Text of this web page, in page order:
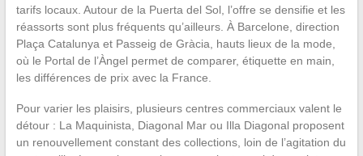
tarifs locaux. Autour de la Puerta del Sol, l’offre se densifie et les
réassorts sont plus fréquents qu’ailleurs. À Barcelone, direction
Plaça Catalunya et Passeig de Gràcia, hauts lieux de la mode,
où le Portal de l’Àngel permet de comparer, étiquette en main,
les différences de prix avec la France.
Pour varier les plaisirs, plusieurs centres commerciaux valent le
détour : La Maquinista, Diagonal Mar ou Illa Diagonal proposent
un renouvellement constant des collections, loin de l’agitation du